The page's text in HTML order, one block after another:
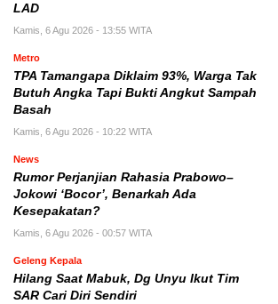
LAD
Kamis, 6 Agu 2026 - 13:55 WITA
Metro
TPA Tamangapa Diklaim 93%, Warga Tak
Butuh Angka Tapi Bukti Angkut Sampah
Basah
Kamis, 6 Agu 2026 - 10:22 WITA
News
Rumor Perjanjian Rahasia Prabowo–
Jokowi ‘Bocor’, Benarkah Ada
Kesepakatan?
Kamis, 6 Agu 2026 - 00:57 WITA
Geleng Kepala
Hilang Saat Mabuk, Dg Unyu Ikut Tim
SAR Cari Diri Sendiri